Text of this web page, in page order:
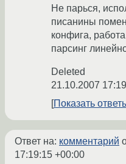
Не парься,
писанины
конфига,
парсинг
Deleted
21.10.2007
Показать
Ответ на: комментарий
17:19:15 +00:00